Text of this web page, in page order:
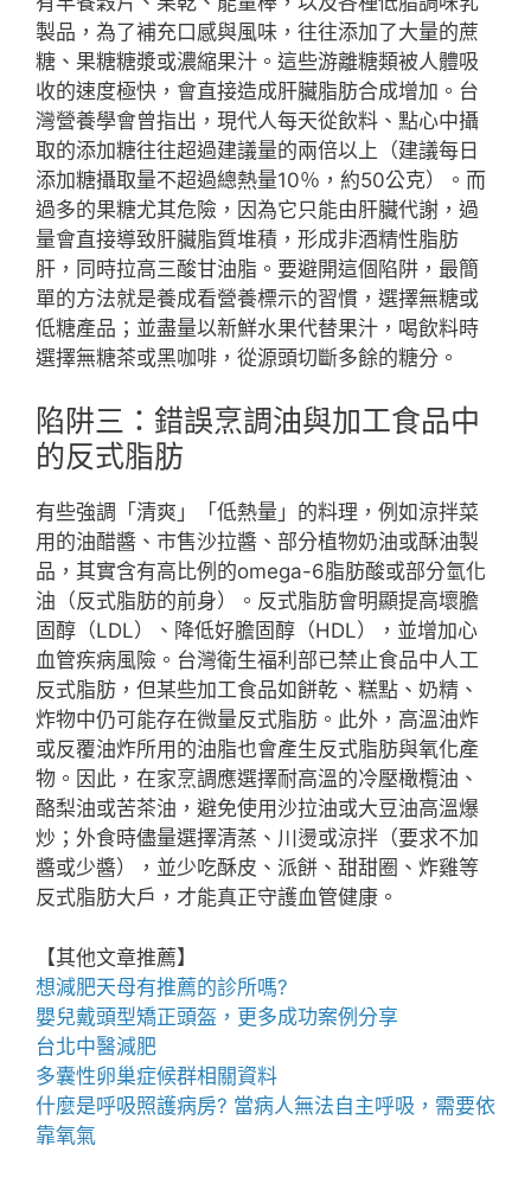
製品，為了補充口感與風味，往往添加了大量的蔗
糖、果糖糖漿或濃縮果汁。這些游離糖類被人體吸
收的速度極快，會直接造成肝臟脂肪合成增加。台
灣營養學會曾指出，現代人每天從飲料、點心中攝
取的添加糖往往超過建議量的兩倍以上（建議每日
添加糖攝取量不超過總熱量10％，約50公克）。而
過多的果糖尤其危險，因為它只能由肝臟代謝，過
量會直接導致肝臟脂質堆積，形成非酒精性脂肪
肝，同時拉高三酸甘油脂。要避開這個陷阱，最簡
單的方法就是養成看營養標示的習慣，選擇無糖或
低糖產品；並盡量以新鮮水果代替果汁，喝飲料時
選擇無糖茶或黑咖啡，從源頭切斷多餘的糖分。
陷阱三：錯誤烹調油與加工食品中
的反式脂肪
有些強調「清爽」「低熱量」的料理，例如涼拌菜
用的油醋醬、市售沙拉醬、部分植物奶油或酥油製
品，其實含有高比例的omega-6脂肪酸或部分氫化
油（反式脂肪的前身）。反式脂肪會明顯提高壞膽
固醇（LDL）、降低好膽固醇（HDL），並增加心
血管疾病風險。台灣衛生福利部已禁止食品中人工
反式脂肪，但某些加工食品如餅乾、糕點、奶精、
炸物中仍可能存在微量反式脂肪。此外，高溫油炸
或反覆油炸所用的油脂也會產生反式脂肪與氧化產
物。因此，在家烹調應選擇耐高溫的冷壓橄欖油、
酪梨油或苦茶油，避免使用沙拉油或大豆油高溫爆
炒；外食時儘量選擇清蒸、川燙或涼拌（要求不加
醬或少醬），並少吃酥皮、派餅、甜甜圈、炸雞等
反式脂肪大戶，才能真正守護血管健康。
【其他文章推薦】
想減肥天母有推薦的診所嗎?
嬰兒戴頭型矯正頭盔，更多成功案例分享
台北中醫減肥
多囊性卵巢症候群相關資料
什麼是呼吸照護病房? 當病人無法自主呼吸，需要依
靠氧氣